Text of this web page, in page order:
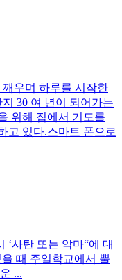
우며 하루를 시작한
30 여 년이 되어가는
위해 집에서 기도를
고 있다.스마트 폰으로
‘사탄 또는 악마“에 대
때 주일학교에서 뿔
...